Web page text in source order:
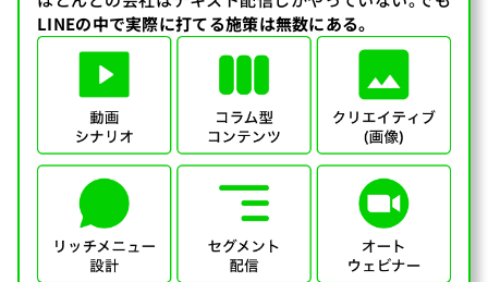
LINEの中で実際に打てる施策は無数にある。